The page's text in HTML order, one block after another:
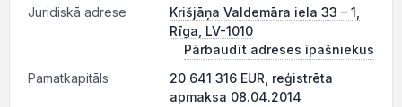
Juridiskā adrese
Krišjāņa Valdemāra iela 33 – 1,
Rīga, LV-1010
Pārbaudīt adreses īpašniekus
Pamatkapitāls
20 641 316 EUR, reģistrēta
apmaksa 08.04.2014